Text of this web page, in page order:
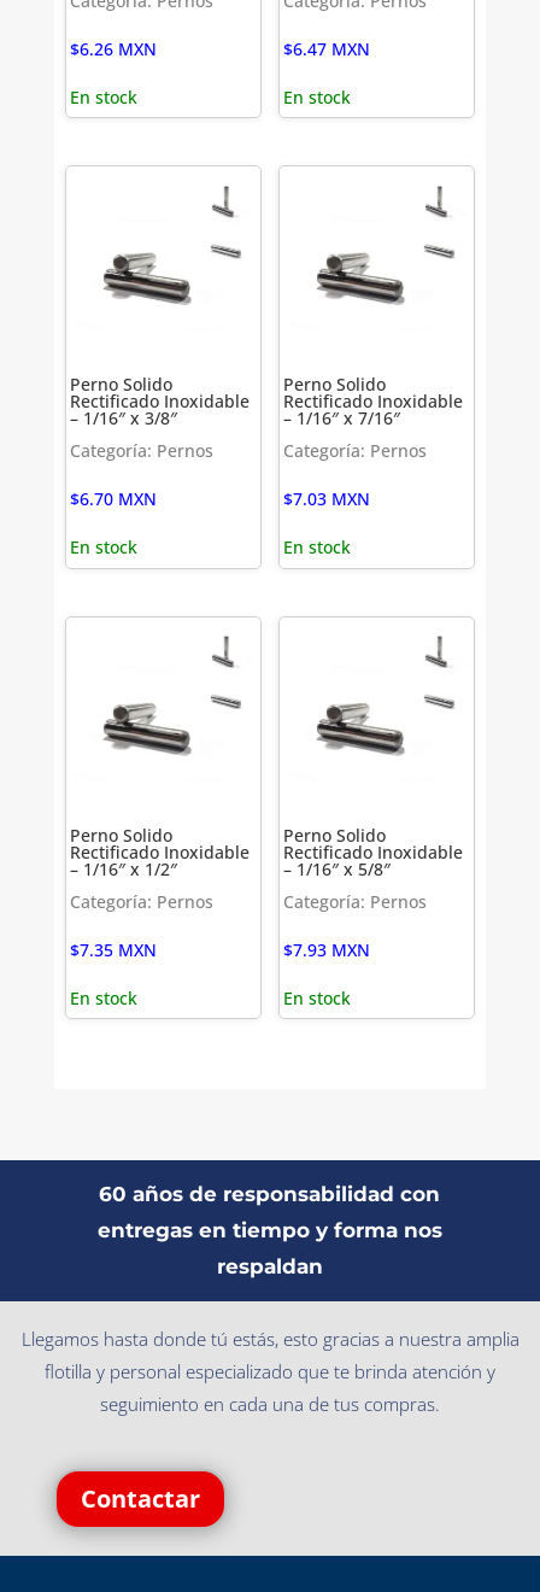
$6.26 MXN
En stock
$6.47 MXN
En stock
Perno Solido
Rectificado Inoxidable
– 1/16″ x 3/8″
Categoría: Pernos
$6.70 MXN
En stock
Perno Solido
Rectificado Inoxidable
– 1/16″ x 7/16″
Categoría: Pernos
$7.03 MXN
En stock
Perno Solido
Rectificado Inoxidable
– 1/16″ x 1/2″
Categoría: Pernos
$7.35 MXN
En stock
Perno Solido
Rectificado Inoxidable
– 1/16″ x 5/8″
Categoría: Pernos
$7.93 MXN
En stock
60 años de responsabilidad con
entregas en tiempo y forma nos
respaldan
Llegamos hasta donde tú estás, esto gracias a nuestra amplia
flotilla y personal especializado que te brinda atención y
seguimiento en cada una de tus compras.
Contactar